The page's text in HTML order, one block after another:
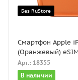
Без RuStore
Смартфон Apple
(Оранжевый)
Арт.: 18355
В наличии